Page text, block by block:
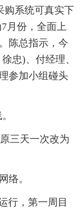
购系统可真实下
月份，全面上
陈总指示，今
忠)、付经理、
参加小组碰头
三天一次改为
络。
，第一周目